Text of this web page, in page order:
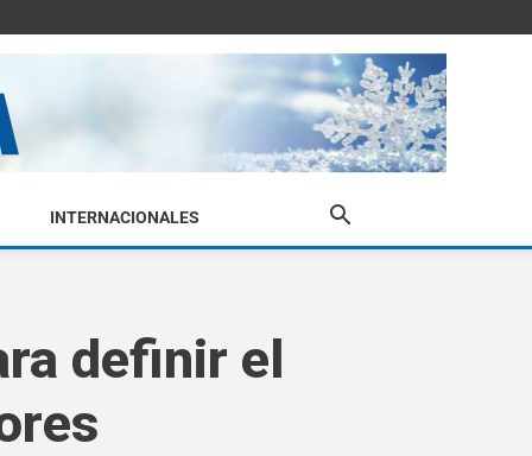
INTERNACIONALES
definir el